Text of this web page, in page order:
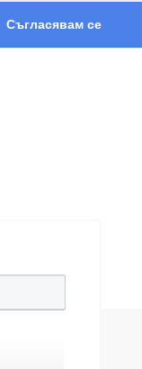
Съгласявам се